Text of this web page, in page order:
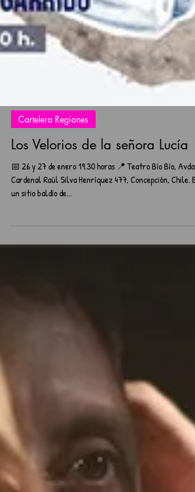
Cartelera Regiones
📅 26 y 27 de enero 19.30 horas 📍 Teatro Bío Bío, Avda.